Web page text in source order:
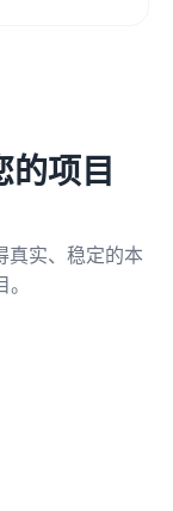
项目
真实、稳定的本